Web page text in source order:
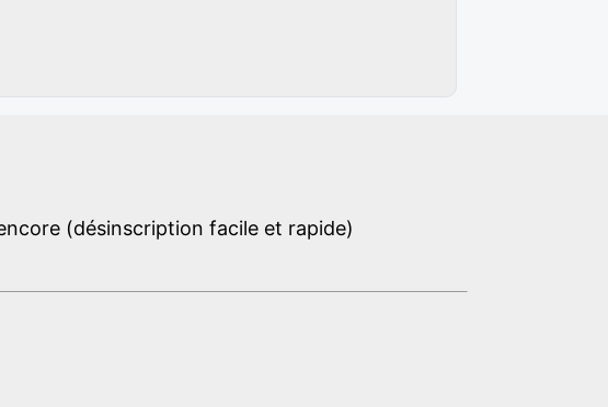
(désinscription facile et rapide)